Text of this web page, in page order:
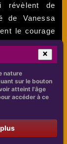
révèlent de
de Vanessa
le courage
nus dans
d'autres fans
Marano et
attirer des
de entre
ont
sociaux,
infirmé ces
nature
sur le bouton
atteint l'âge
accéder à ce